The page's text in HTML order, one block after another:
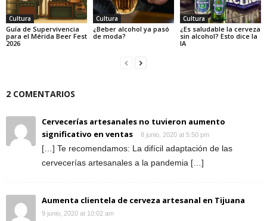
Cultura
Guía de Supervivencia
para el Mérida Beer Fest
2026
Cultura
¿Beber alcohol ya pasó
de moda?
Cultura
¿Es saludable la cerveza
sin alcohol? Esto dice la
IA
2 COMENTARIOS
Cervecerías artesanales no tuvieron aumento
significativo en ventas
8 junio, 2020 at 5:50 pm
[…] Te recomendamos: La difícil adaptación de las
cervecerías artesanales a la pandemia […]
Aumenta clientela de cerveza artesanal en Tijuana
9 junio, 2020 at 10:02 am